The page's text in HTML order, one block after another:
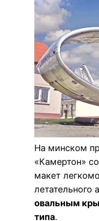
На минском
«Камертон»
макет
летательного
овальным
типа.